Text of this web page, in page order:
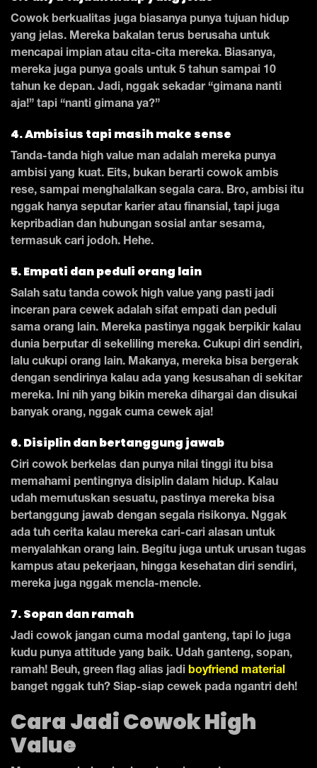
Cowok berkualitas juga biasanya punya tujuan hidup
yang jelas. Mereka bakalan terus berusaha untuk
mencapai impian atau cita-cita mereka. Biasanya,
mereka juga punya goals untuk 5 tahun sampai 10
tahun ke depan. Jadi, nggak sekadar “gimana nanti
aja!” tapi “nanti gimana ya?”
4. Ambisius tapi masih make sense
Tanda-tanda high value man adalah mereka punya
ambisi yang kuat. Eits, bukan berarti cowok ambis
rese, sampai menghalalkan segala cara. Bro, ambisi itu
nggak hanya seputar karier atau finansial, tapi juga
kepribadian dan hubungan sosial antar sesama,
termasuk cari jodoh. Hehe.
5. Empati dan peduli orang lain
Salah satu tanda cowok high value yang pasti jadi
inceran para cewek adalah sifat empati dan peduli
sama orang lain. Mereka pastinya nggak berpikir kalau
dunia berputar di sekeliling mereka. Cukupi diri sendiri,
lalu cukupi orang lain. Makanya, mereka bisa bergerak
dengan sendirinya kalau ada yang kesusahan di sekitar
mereka. Ini nih yang bikin mereka dihargai dan disukai
banyak orang, nggak cuma cewek aja!
6. Disiplin dan bertanggung jawab
Ciri cowok berkelas dan punya nilai tinggi itu bisa
memahami pentingnya disiplin dalam hidup. Kalau
udah memutuskan sesuatu, pastinya mereka bisa
bertanggung jawab dengan segala risikonya. Nggak
ada tuh cerita kalau mereka cari-cari alasan untuk
menyalahkan orang lain. Begitu juga untuk urusan tugas
kampus atau pekerjaan, hingga kesehatan diri sendiri,
mereka juga nggak mencla-mencle.
7. Sopan dan ramah
Jadi cowok jangan cuma modal ganteng, tapi lo juga
kudu punya attitude yang baik. Udah ganteng, sopan,
ramah! Beuh, green flag alias jadi boyfriend material
banget nggak tuh? Siap-siap cewek pada ngantri deh!
Cara Jadi Cowok High
Value